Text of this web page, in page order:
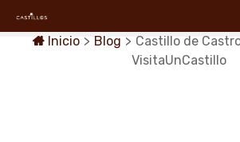
Inicio > Blog > Castillo de
VisitaUnCastillo